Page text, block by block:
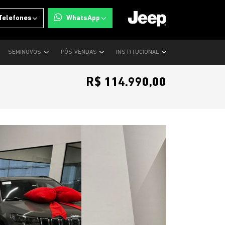
WhatsApp
SEMINOVOS PÓS-VENDAS INSTITUCIONAL
R$ 114.990,00